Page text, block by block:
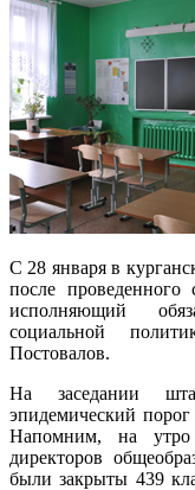
С 28 января в
после проведенного
исполняющий
социальной
Постовалов.
На заседании
эпидемический
Напомним, на утро
директоров
были закрыты 439